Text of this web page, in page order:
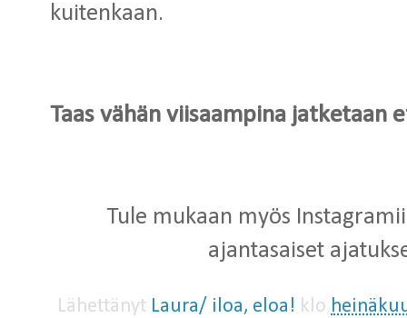
kuitenkaan.
Taas vähän viisaampina jatketaan
Tule mukaan myös
ajantasaiset
Lähettänyt Laura/ iloa, eloa! klo